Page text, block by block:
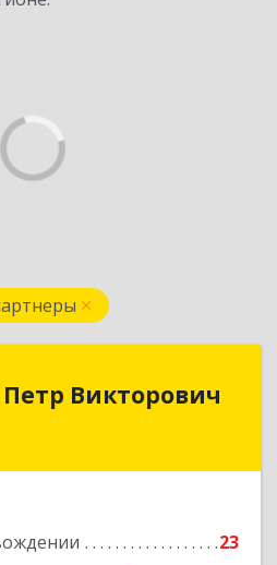
Викторович
23
Петр Викторович
обл., г. Россошь, пер.